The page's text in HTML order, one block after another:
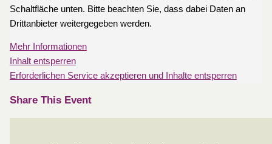
Schaltfläche unten. Bitte beachten Sie, dass dabei Daten an
Drittanbieter weitergegeben werden.
Mehr Informationen
Inhalt entsperren
Erforderlichen Service akzeptieren und Inhalte entsperren
Share This Event